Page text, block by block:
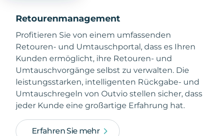
Retourenmanagement
Profitieren Sie von einem umfassenden
Retouren- und Umtauschportal, dass es Ihren
Kunden ermöglicht, ihre Retouren- und
Umtauschvorgänge selbst zu verwalten. Die
leistungsstarken, intelligenten Rückgabe- und
Umtauschregeln von Outvio stellen sicher, dass
jeder Kunde eine großartige Erfahrung hat.
Erfahren Sie mehr